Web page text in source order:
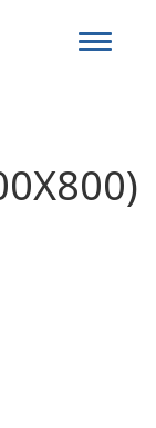
Toggle